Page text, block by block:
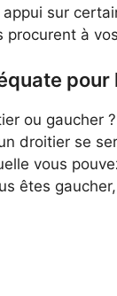
sur
procurent à
ou gaucher
droitier se
vous
êtes